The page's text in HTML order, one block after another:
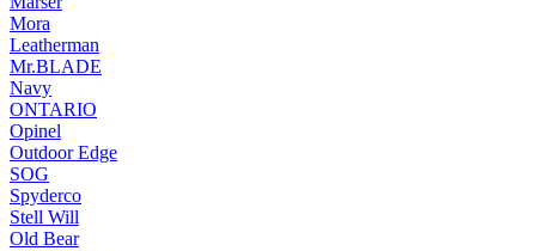
Mora
Leatherman
Mr.BLADE
Navy
ONTARIO
Opinel
Outdoor Edge
SOG
Spyderco
Stell Will
Old Bear